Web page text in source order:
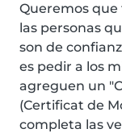
Queremos que
las personas
son de
es pedir a los
agreguen un
(Certificat de
completa las